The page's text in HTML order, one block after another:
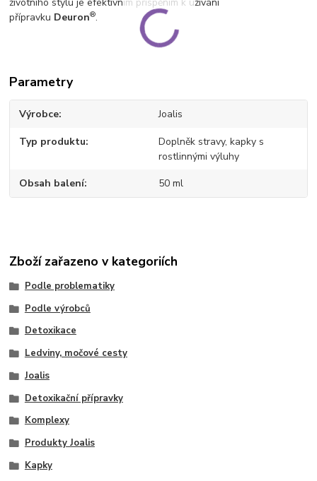
životního stylu je efektivním přispěním k užívání
přípravku Deuron®.
Parametry
Výrobce Joalis
Typ produktu
Doplněk stravy, kapky s
rostlinnými výluhy
Obsah balení 50 ml
Zboží zařazeno v kategoriích
Podle problematiky
Podle výrobců
Detoxikace
Ledviny, močové cesty
Joalis
Detoxikační přípravky
Komplexy
Produkty Joalis
Kapky